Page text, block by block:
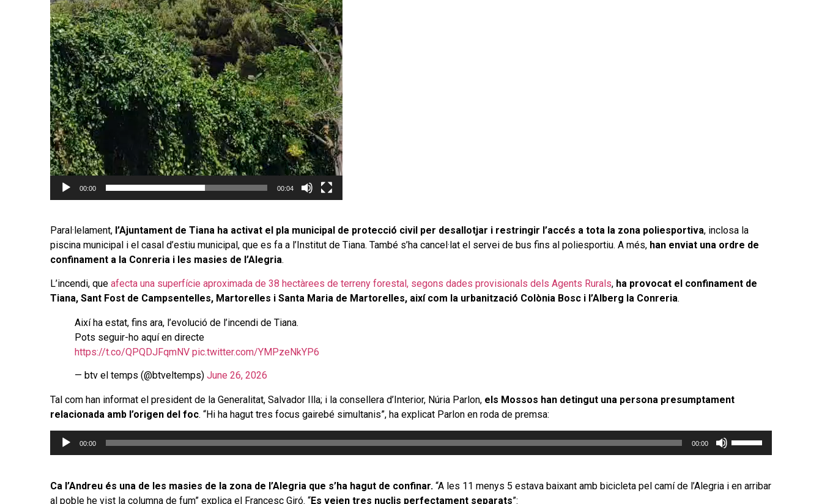
00:00 00:04
Paral·lelament, l’Ajuntament de Tiana ha activat el pla municipal de protecció civil per desallotjar i restringir l’accés a tota la zona poliesportiva, inclosa la
piscina municipal i el casal d’estiu municipal, que es fa a l’Institut de Tiana. També s’ha cancel·lat el servei de bus fins al poliesportiu. A més, han enviat una ordre de
confinament a la Conreria i les masies de l’Alegria.
L’incendi, que afecta una superfície aproximada de 38 hectàrees de terreny forestal, segons dades provisionals dels Agents Rurals, ha provocat el confinament de
Tiana, Sant Fost de Campsentelles, Martorelles i Santa Maria de Martorelles, així com la urbanització Colònia Bosc i l’Alberg la Conreria.
Així ha estat, fins ara, l’evolució de l’incendi de Tiana.
Pots seguir-ho aquí en directe
https://t.co/QPQDJFqmNV pic.twitter.com/YMPzeNkYP6
— btv el temps (@btveltemps) June 26, 2026
Tal com han informat el president de la Generalitat, Salvador Illa; i la consellera d’Interior, Núria Parlon, els Mossos han detingut una persona presumptament
relacionada amb l’origen del foc. “Hi ha hagut tres focus gairebé simultanis”, ha explicat Parlon en roda de premsa:
Reproductor
00:00 00:00
tecles
Ca l’Andreu és una de les masies de la zona de l’Alegria que s’ha hagut de confinar. “A les 11 menys 5 estava baixant amb bicicleta pel camí de l’Alegria i en arribar
al poble he vist la columna de fum” explica el Francesc Giró. “Es veien tres nuclis perfectament separats”: